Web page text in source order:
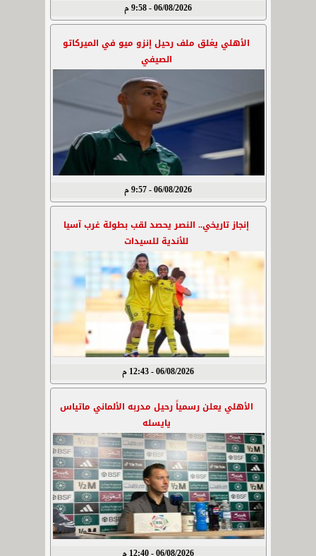
06/08/2026 - 9:58 م
الأهلي يغلق ملف رحيل إنزو ميو في الميركاتو
الصيفي
06/08/2026 - 9:57 م
إنجاز تاريخي.. النصر يحصد لقب بطولة غرب آسيا
للأندية للسيدات
06/08/2026 - 12:43 م
الأهلي يعلن رسمياً رحيل مدربه الألماني ماتياس
يايسله